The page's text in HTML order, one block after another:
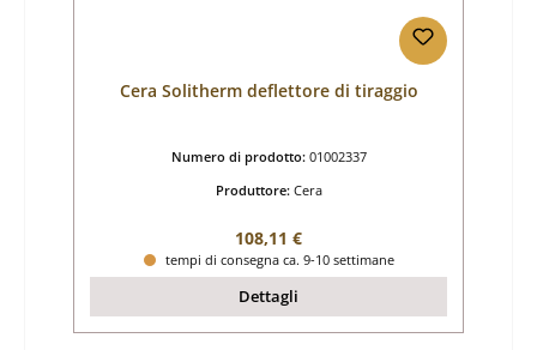
Cera Solitherm deflettore di tiraggio
Numero di prodotto: 01002337
Produttore: Cera
Prezzo normale:
108,11 €
tempi di consegna ca. 9-10 settimane
Dettagli